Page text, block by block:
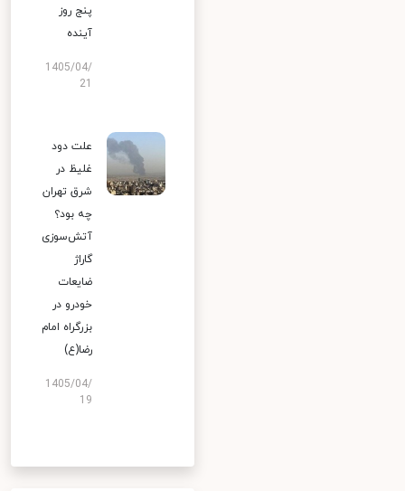
پنج روز
آینده
1405/04/
علت دود
غلیظ در
شرق تهران
چه بود؟
آتش‌سوزی
گاراژ
ضایعات
خودرو در
بزرگراه امام
رضا(ع)
1405/04/
19